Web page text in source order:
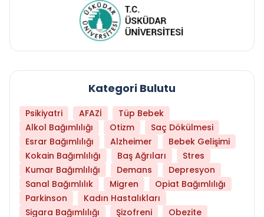
Kategori Bulutu
Psikiyatri AFAZİ
Tüp Bebek
Alkol Bağımlılığı
Otizm
Saç Dökülmesi
Esrar Bağımlılığı
Alzheimer
Bebek Gelişimi
Kokain Bağımlılığı
Baş Ağrıları
Stres
Kumar Bağımlılığı
Demans
Depresyon
Sanal Bağımlılık
Migren
Opiat Bağımlılığı
Parkinson
Kadın Hastalıkları
Sigara Bağımlılığı
Şizofreni Obezite